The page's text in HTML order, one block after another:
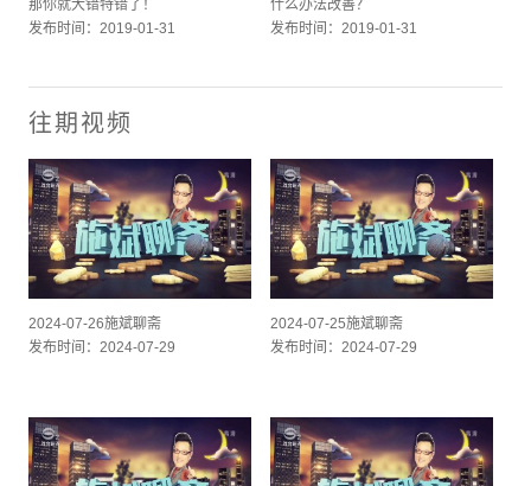
那你就大错特错了！
发布时间：2019-01-31
什么办法改善？
发布时间：2019-01-31
往期视频
2024-07-26施斌聊斋
发布时间：2024-07-29
2024-07-25施斌聊斋
发布时间：2024-07-29